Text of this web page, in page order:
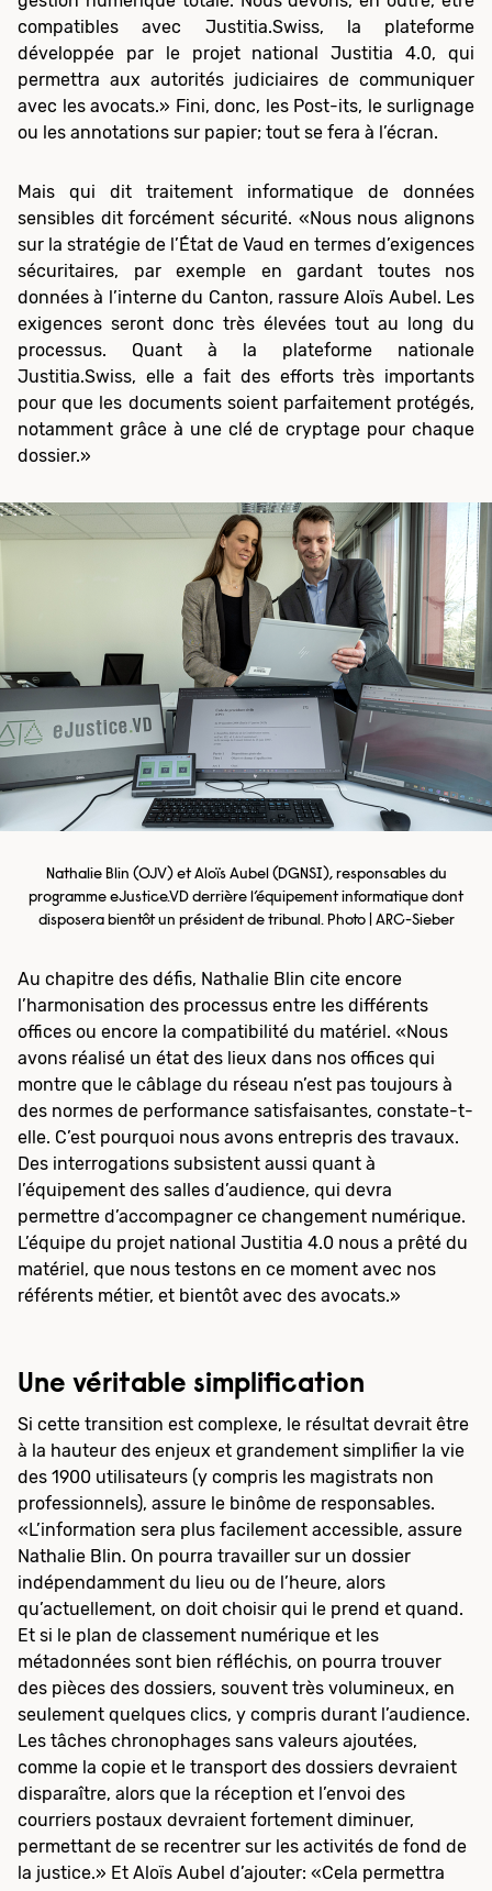
Nathalie Blin (OJV) et Aloïs Aubel (DGNSI), responsables du
programme eJustice.VD derrière l’équipement informatique dont
disposera bientôt un président de tribunal. Photo | ARC-Sieber
compatibles avec Justitia.Swiss, la plateforme
développée par le projet national Justitia 4.0, qui
permettra aux autorités judiciaires de communiquer
avec les avocats.» Fini, donc, les Post-its, le surlignage
ou les annotations sur papier; tout se fera à l’écran.
Mais qui dit traitement informatique de données
sensibles dit forcément sécurité. «Nous nous alignons
sur la stratégie de l’État de Vaud en termes d’exigences
sécuritaires, par exemple en gardant toutes nos
données à l’interne du Canton, rassure Aloïs Aubel. Les
exigences seront donc très élevées tout au long du
processus. Quant à la plateforme nationale
Justitia.Swiss, elle a fait des efforts très importants
pour que les documents soient parfaitement protégés,
notamment grâce à une clé de cryptage pour chaque
dossier.»
Au chapitre des défis, Nathalie Blin cite encore
l’harmonisation des processus entre les différents
offices ou encore la compatibilité du matériel. «Nous
avons réalisé un état des lieux dans nos offices qui
montre que le câblage du réseau n’est pas toujours à
des normes de performance satisfaisantes, constate-t-
elle. C’est pourquoi nous avons entrepris des travaux.
Des interrogations subsistent aussi quant à
l’équipement des salles d’audience, qui devra
permettre d’accompagner ce changement numérique.
L’équipe du projet national Justitia 4.0 nous a prêté du
matériel, que nous testons en ce moment avec nos
référents métier, et bientôt avec des avocats.»
Une véritable simplification
Si cette transition est complexe, le résultat devrait être
à la hauteur des enjeux et grandement simplifier la vie
des 1900 utilisateurs (y compris les magistrats non
professionnels), assure le binôme de responsables.
«L’information sera plus facilement accessible, assure
Nathalie Blin. On pourra travailler sur un dossier
indépendamment du lieu ou de l’heure, alors
qu’actuellement, on doit choisir qui le prend et quand.
Et si le plan de classement numérique et les
métadonnées sont bien réfléchis, on pourra trouver
des pièces des dossiers, souvent très volumineux, en
seulement quelques clics, y compris durant l’audience.
Les tâches chronophages sans valeurs ajoutées,
comme la copie et le transport des dossiers devraient
disparaître, alors que la réception et l’envoi des
courriers postaux devraient fortement diminuer,
permettant de se recentrer sur les activités de fond de
la justice.» Et Aloïs Aubel d’ajouter: «Cela permettra